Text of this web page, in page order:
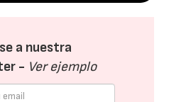
a nuestra
- Ver ejemplo